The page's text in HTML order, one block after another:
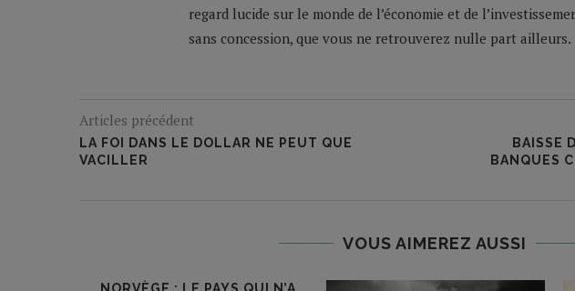
regard lucide sur le monde de l’économie et de
sans concession, que vous ne retrouverez nulle part ailleurs.
Articles précédent
LA FOI DANS LE DOLLAR NE PEUT QUE
VACILLER
BAISSE
BANQUES
VOUS AIMEREZ AUSSI